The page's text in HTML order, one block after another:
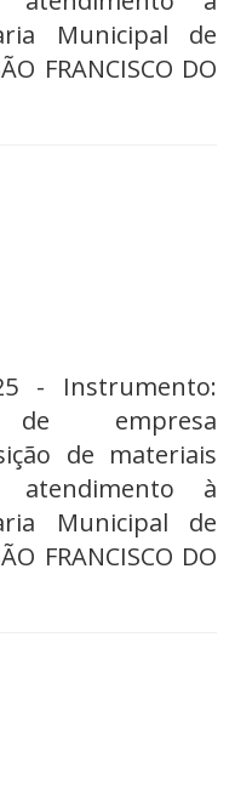
Municipal de
FRANCISCO DO
- Instrumento:
de empresa
de materiais
atendimento à
Municipal de
FRANCISCO DO